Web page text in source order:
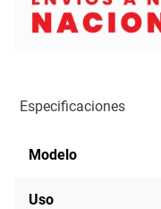
Especificaciones
Modelo
Uso